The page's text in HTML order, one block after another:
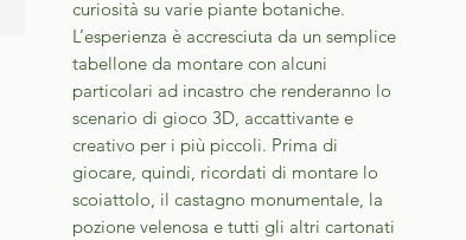
curiosità su varie piante botaniche.
L’esperienza è accresciuta da un semplice
tabellone da montare con alcuni
particolari ad incastro che renderanno lo
scenario di gioco 3D, accattivante e
creativo per i più piccoli. Prima di
giocare, quindi, ricordati di montare lo
scoiattolo, il castagno monumentale, la
pozione velenosa e tutti gli altri cartonati